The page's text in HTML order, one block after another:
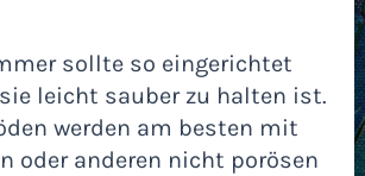
sollte so eingerichtet
leicht sauber zu halten ist.
werden am besten mit
oder anderen nicht porösen